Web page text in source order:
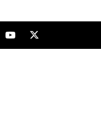
Youtube
X